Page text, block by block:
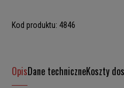
Kod produktu: 4846
OpisDane techniczneKoszty